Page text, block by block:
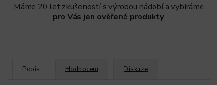
Máme 20 let zkušeností s výrobou nádobí a vybíráme
pro Vás jen ověřené produkty
Popis Hodnocení Diskuze